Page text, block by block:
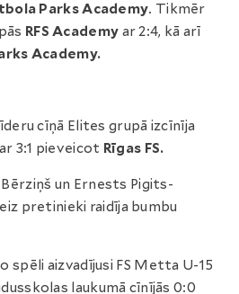
Parks Academy. Tikmēr
RFS Academy ar 2:4, kā arī
Academy.
cīņā Elites grupā izcīnīja
3:1 pieveicot Rīgas FS.
un Ernests Pigits-
pretinieki raidīja bumbu
spēli aizvadījusi FS Metta U-15
laukumā cīnījās 0:0